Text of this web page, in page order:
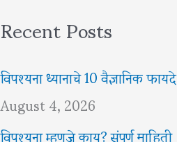
Recent Posts
विपश्यना ध्यानाचे 10 वैज्ञानिक फायदे
August 4, 2026